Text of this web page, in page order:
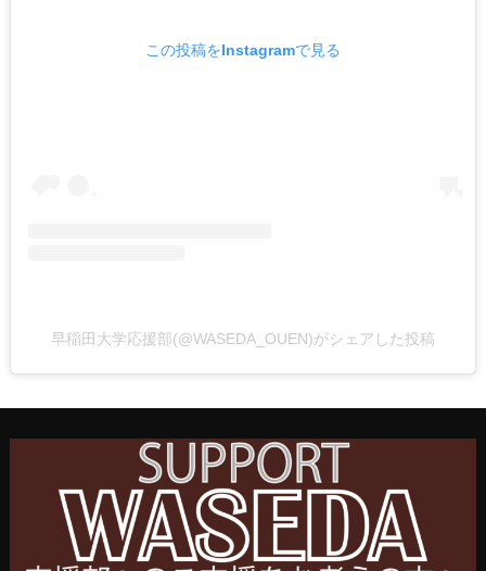
この投稿をInstagramで見る
早稲田大学応援部(@WASEDA_OUEN)がシェアした投稿